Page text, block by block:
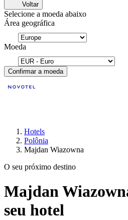
Voltar
Selecione a moeda abaixo
Área geográfica
Moeda
Confirmar a moeda
Hotels
Polônia
Majdan Wiazowna
O seu próximo destino
Majdan
seu hotel